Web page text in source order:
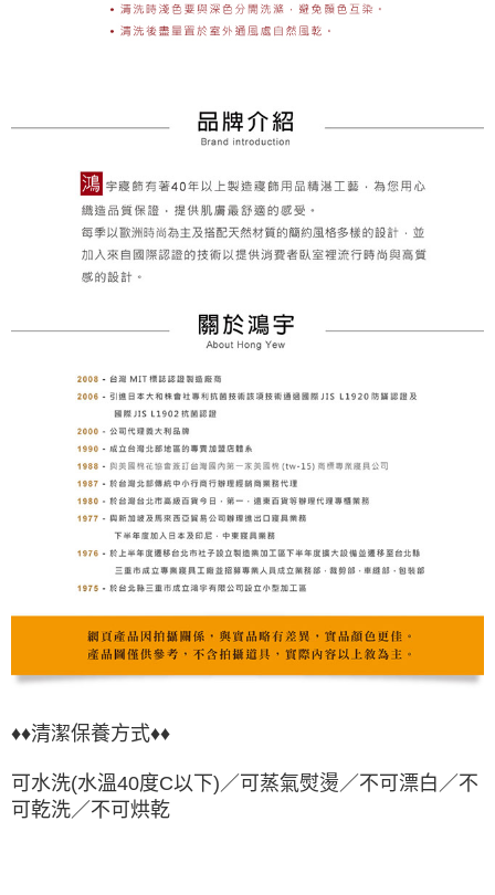
♦♦清潔保養方式♦♦
可水洗(水溫40度C以下)／可蒸氣熨燙／不可漂白／不
可乾洗／不可烘乾